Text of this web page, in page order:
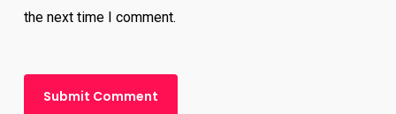
the next time I comment.